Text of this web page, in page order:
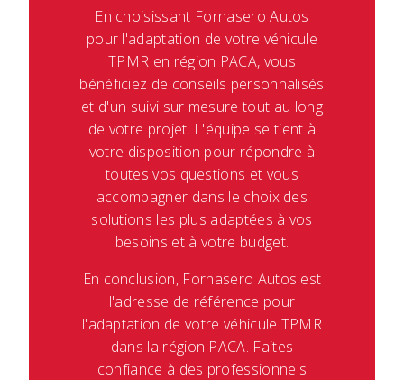
En choisissant Fornasero Autos
pour l'adaptation de votre véhicule
TPMR en région PACA, vous
bénéficiez de conseils personnalisés
et d'un suivi sur mesure tout au long
de votre projet. L'équipe se tient à
votre disposition pour répondre à
toutes vos questions et vous
accompagner dans le choix des
solutions les plus adaptées à vos
besoins et à votre budget.
En conclusion, Fornasero Autos est
l'adresse de référence pour
l'adaptation de votre véhicule TPMR
dans la région PACA. Faites
confiance à des professionnels